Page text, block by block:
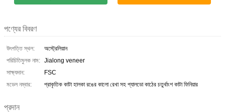
পণ্যের বিবরণ
উৎপত্তি স্থল:
অস্ট্রেলিয়ান
পরিচিতিমুলক নাম: Jialong veneer
সাক্ষ্যদান:
FSC
মডেল নম্বার:
প্রাকৃতিক কাটা হালকা রঙের কালো রেখা সহ প্যালডো কাঠের চতুর্থাংশ কাটা ফিনিয়ার
প্রদান